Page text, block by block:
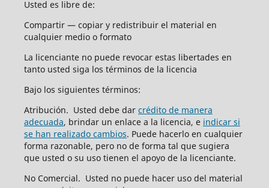
Usted es libre de:
Compartir — copiar y redistribuir el material en
cualquier medio o formato
La licenciante no puede revocar estas libertades en
tanto usted siga los términos de la licencia
Bajo los siguientes términos:
Atribución. Usted debe dar crédito de manera
adecuada, brindar un enlace a la licencia, e indicar si
se han realizado cambios. Puede hacerlo en cualquier
forma razonable, pero no de forma tal que sugiera
que usted o su uso tienen el apoyo de la licenciante.
No Comercial. Usted no puede hacer uso del material